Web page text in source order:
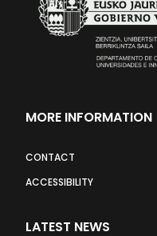
MORE INFORMATION
CONTACT
ACCESSIBILITY
LATEST NEWS